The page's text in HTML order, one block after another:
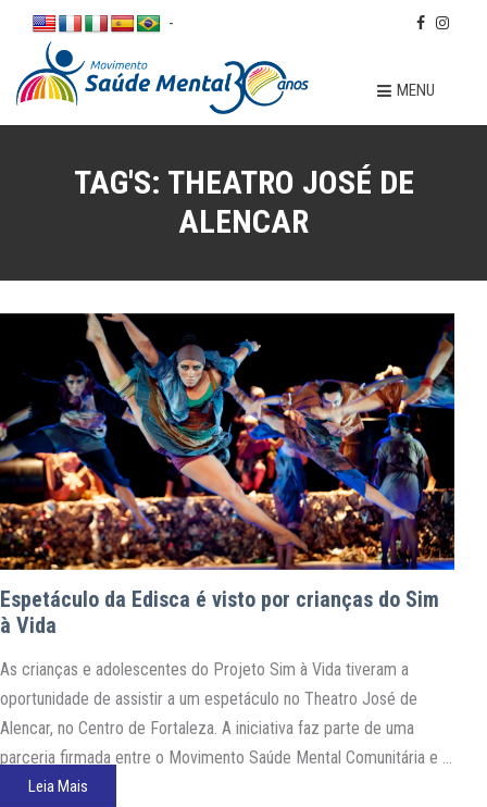
-
MENU
TAG'S: THEATRO JOSÉ DE
ALENCAR
Espetáculo da Edisca é visto por crianças do Sim
à Vida
As crianças e adolescentes do Projeto Sim à Vida tiveram a
oportunidade de assistir a um espetáculo no Theatro José de
Alencar, no Centro de Fortaleza. A iniciativa faz parte de uma
parceria firmada entre o Movimento Saúde Mental Comunitária e a
ONG Edisca. O espetáculo da Edisca, “Jangurussu”, faz uma leitura
Leia Mais